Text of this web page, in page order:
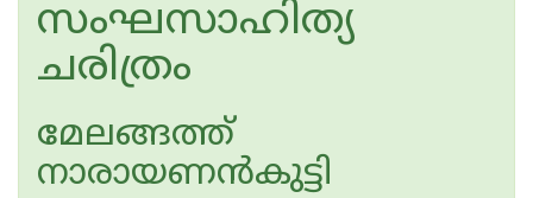
സംഘസാഹിത്യ
ചരിത്രം
മേലങ്ങത്ത്
നാരായണന്‍കുട്ടി